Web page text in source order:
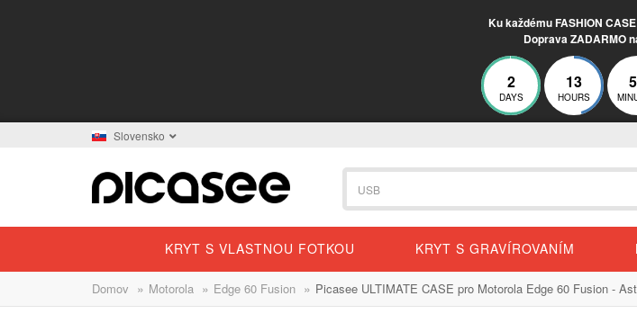
Ku každému FASHION
Doprava ZADARMO
2
DAYS
13
HOURS
Slovensko
KRYT S VLASTNOU FOTKOU KRYT S GRAVÍROVANÍM
Domov » Motorola » Edge 60 Fusion » Picasee ULTIMATE CASE pro Motorola Edge 60 Fusion -